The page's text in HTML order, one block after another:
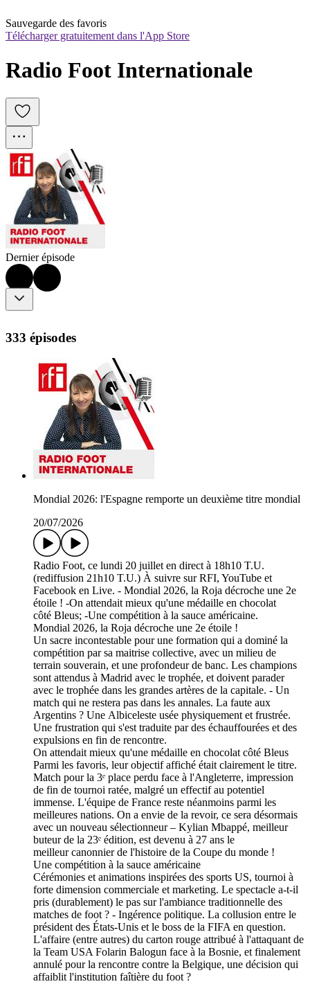
Sauvegarde des favoris
Télécharger gratuitement dans l'App Store
Radio Foot Internationale
Dernier épisode
333 épisodes
Mondial 2026: l'Espagne remporte un deuxième titre mondial
20/07/2026
Radio Foot, ce lundi 20 juillet en direct à 18h10 T.U.
(rediffusion 21h10 T.U.) À suivre sur RFI, YouTube et
Facebook en Live. - Mondial 2026, la Roja décroche une 2e
étoile ! -On attendait mieux qu'une médaille en chocolat
côté Bleus; -Une compétition à la sauce américaine.
Mondial 2026, la Roja décroche une 2e étoile !
Un sacre incontestable pour une formation qui a dominé la
compétition par sa maitrise collective, avec un milieu de
terrain souverain, et une profondeur de banc. Les champions
sont attendus à Madrid avec le trophée, et doivent parader
avec le trophée dans les grandes artères de la capitale. - Un
match qui ne restera pas dans les annales. La faute aux
Argentins ? Une Albiceleste usée physiquement et frustrée.
Une frustration qui s'est traduite par des échauffourées et des
expulsions en fin de rencontre.
On attendait mieux qu'une médaille en chocolat côté Bleus
Parmi les favoris, leur objectif affiché était clairement le titre.
Match pour la 3ᵉ place perdu face à l'Angleterre, impression
de fin de tournoi ratée, malgré un effectif au potentiel
immense. L'équipe de France reste néanmoins parmi les
meilleures nations. On a envie de la revoir, ce sera désormais
avec un nouveau sélectionneur – Kylian Mbappé, meilleur
buteur de la 23ᵉ édition, est devenu à 27 ans le
meilleur canonnier de l'histoire de la Coupe du monde !
Une compétition à la sauce américaine
Cérémonies et animations inspirées des sports US, tournoi à
forte dimension commerciale et marketing. Le spectacle a-t-il
pris (durablement) le pas sur l'ambiance traditionnelle des
matches de foot ? - Ingérence politique. La collusion entre le
président des États-Unis et le boss de la FIFA en question.
L'affaire (entre autres) du carton rouge attribué à l'attaquant de
la Team USA Folarin Balogun face à la Bosnie, et finalement
annulé pour la rencontre contre la Belgique, une décision qui
affaiblit l'institution faîtière du foot ?